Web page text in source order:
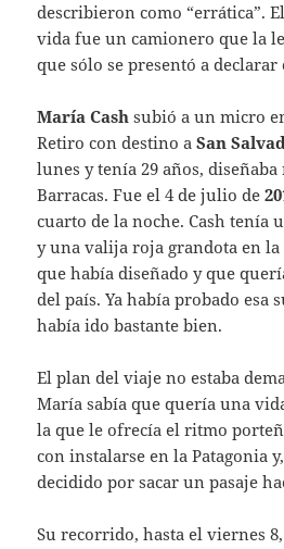
describieron como “errática”.
vida fue un camionero que la
que sólo se presentó a
María Cash subió a un micro
Retiro con destino aSan
lunes y tenía 29 años,
Barracas. Fue el 4 de julio de
cuarto de la noche. Cash tenía
y una valija roja grandota en
que había diseñado y que
del país. Ya había probado esa
había ido bastante bien.
El plan del viaje no estaba
María sabía que quería una
la que le ofrecía el ritmo
con instalarse en la Patagonia
decidido por sacar un pasaje
Su recorrido, hasta el viernes